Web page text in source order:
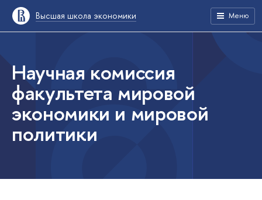
Высшая школа экономики Меню
Научная комиссия
факультета мировой
экономики и мировой
политики